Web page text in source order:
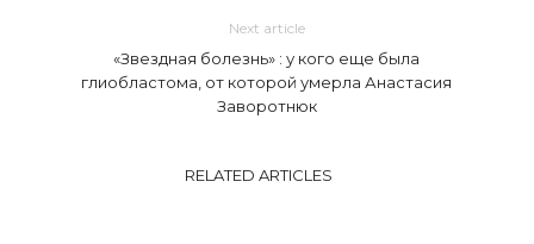
Next article
«Звездная болезнь» : у кого еще была
глиобластома, от которой умерла Анастасия
Заворотнюк
RELATED ARTICLES